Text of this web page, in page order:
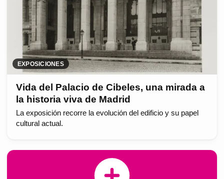
EXPOSICIONES
Vida del Palacio de Cibeles, una mirada a
la historia viva de Madrid
La exposición recorre la evolución del edificio y su papel
cultural actual.